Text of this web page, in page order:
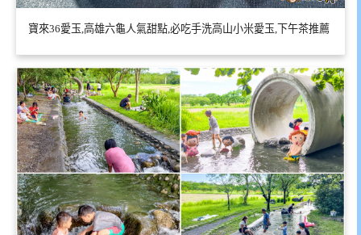
寶來36愛玉,高雄六龜人氣甜點,必吃手洗高山小米愛玉,下午茶推薦